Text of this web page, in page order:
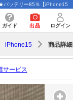
ッテリー85％【iPhone15
ガイド 出品 ログイン
iPhone15 商品詳細
サービス